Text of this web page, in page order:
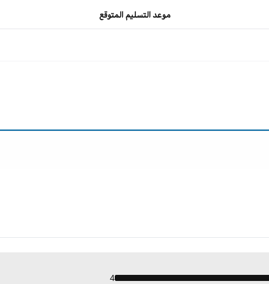
موعد التسليم المتوقع
4